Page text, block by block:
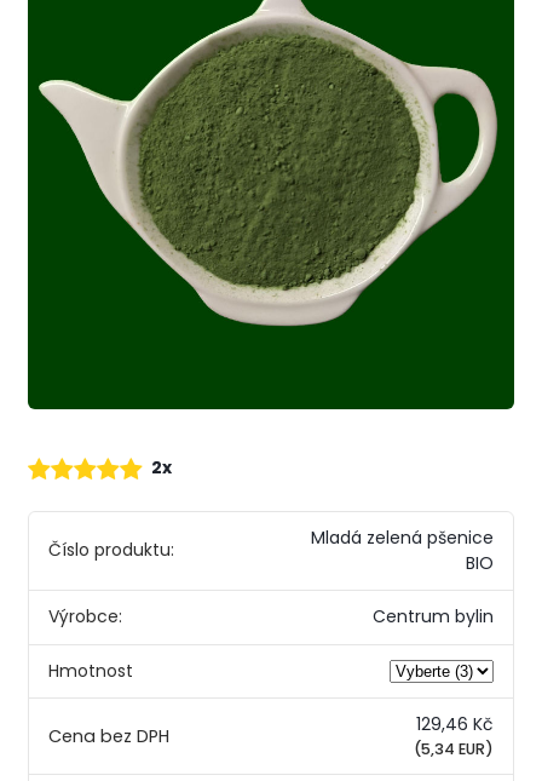
2x
Číslo produktu:
Mladá zelená pšenice
BIO
Výrobce: Centrum bylin
Hmotnost
129,46 Kč
(5,34 EUR)